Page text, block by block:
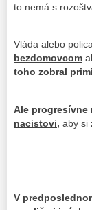
to nemá s
Vláda alebo
bezdomovcom
toho zobral
Ale progresívne
nacistovi, aby si
V